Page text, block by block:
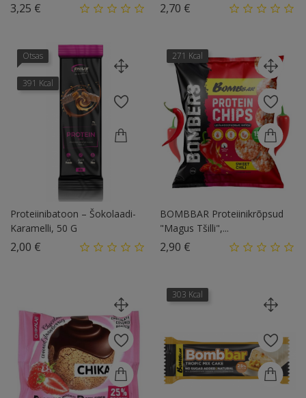
3,25 € 2,70 €
Otsas
391 Kcal
Proteiinibatoon – Šokolaadi-
Karamelli, 50 G
2,00 €
271 Kcal
BOMBBAR Proteiinikrõpsud
"Magus Tšilli",...
2,90 €
303 Kcal